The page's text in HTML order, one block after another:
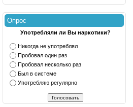
Опрос
Употребляли ли Вы наркотики?
Никогда не употреблял
Пробовал один раз
Пробовал несколько раз
Был в системе
Употребляю регулярно